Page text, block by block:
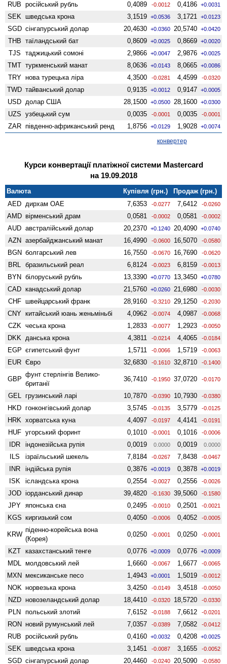
RUB російський рубль 0,4089 -0.0012 0,4186 +0.0031
SEK шведська крона 3,1519 +0.0536 3,1721 +0.0123
SGD сінгапурський долар 20,4630 +0.0360 20,5740 +0.0420
THB таїландський бат 0,8609 +0.0025 0,8669 +0.0020
TJS таджицький сомоні 2,9866 +0.0047 2,9876 +0.0025
TMT туркменський манат 8,0636 +0.0143 8,0665 +0.0086
TRY нова турецька ліра 4,3500 -0.0281 4,4599 -0.0320
TWD тайванський долар 0,9135 +0.0012 0,9147 +0.0005
USD долар США 28,1500 +0.0500 28,1600 +0.0300
UZS узбецький сум 0,0035 -0.0001 0,0035 -0.0001
ZAR південно-африканський ренд 1,8756 +0.0129 1,9028 +0.0074
конвертер
Курси конвертації платіжної системи Mastercard
на 19.09.2018
Валюта Купівля (грн.)
Продаж (грн.)
AED дирхам ОАЕ 7,6353 -0.0277 7,6412 -0.0260
AMD вiрменський драм 0,0581 -0.0002 0,0581 -0.0002
AUD австралійський долар 20,2370 +0.1240 20,4090 +0.0740
AZN азербайджанський манат 16,4990 -0.0600 16,5070 -0.0580
BGN болгарський лев 16,7550 -0.0670 16,7690 -0.0620
BRL бразильський реал 6,8124 -0.0023 6,8159 -0.0013
BYN білоруський рубль 13,3390 +0.0770 13,3450 +0.0780
CAD канадський долар 21,5760 +0.0260 21,6980 -0.0030
CHF швейцарський франк 28,9160 -0.3210 29,1250 -0.2030
CNY китайський юань женьмiньбi 4,0962 -0.0074 4,0987 -0.0068
CZK чеська крона 1,2833 -0.0077 1,2923 -0.0050
DKK данська крона 4,3811 -0.0214 4,4065 -0.0184
EGP єгипетський фунт 1,5711 -0.0066 1,5719 -0.0063
EUR Євро 32,6830 -0.1610 32,8710 -0.1400
GBP
фунт стерлінгів Велико­
британії
36,7410 -0.1950 37,0720 -0.0170
GEL грузинський ларі 10,7870 -0.0390 10,7930 -0.0380
HKD гонконгівський долар 3,5745 -0.0135 3,5779 -0.0125
HRK хорватська куна 4,4097 -0.0197 4,4141 -0.0191
HUF угорський форинт 0,1010 -0.0001 0,1016 -0.0006
IDR індонезійська рупія 0,0019 0.0000 0,0019 0.0000
ILS ізраїльський шекель 7,8184 -0.0267 7,8438 -0.0467
INR індійська рупія 0,3876 +0.0019 0,3878 +0.0019
ISK ісландська крона 0,2554 -0.0027 0,2556 -0.0026
JOD іорданський динар 39,4820 -0.1630 39,5060 -0.1580
JPY японська єна 0,2495 -0.0010 0,2501 -0.0021
KGS киргизький сом 0,4050 -0.0006 0,4052 -0.0005
KRW
піденно-корейська вона
(Корея)
0,0250 -0.0001 0,0250 -0.0001
KZT казахстанський тенге 0,0776 +0.0009 0,0776 +0.0009
MDL молдовський лей 1,6660 -0.0067 1,6677 -0.0065
MXN мексиканське песо 1,4943 +0.0001 1,5019 -0.0012
NOK норвезька крона 3,4250 -0.0149 3,4518 -0.0050
NZD ново­зеландський долар 18,4410 -0.0320 18,5720 -0.0330
PLN польський злотий 7,6152 -0.0188 7,6612 -0.0201
RON новий румунський лей 7,0357 -0.0389 7,0582 -0.0412
RUB російський рубль 0,4160 +0.0032 0,4208 +0.0025
SEK шведська крона 3,1451 -0.0087 3,1655 -0.0052
SGD сінгапурський долар 20,4460 -0.0240 20,5090 -0.0580